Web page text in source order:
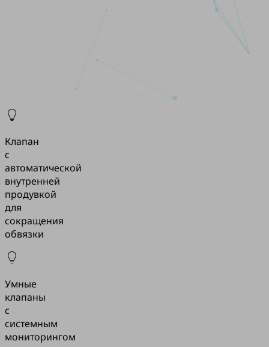
Клапан
с
автоматической
внутренней
продувкой
для
сокращения
обвязки
Умные
клапаны
с
системным
мониторингом